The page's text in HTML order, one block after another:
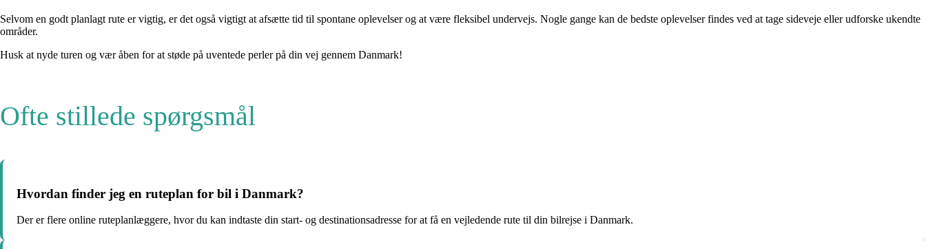
Selvom en godt planlagt rute er vigtig, er det også vigtigt at afsætte tid til spontane oplevelser og at være fleksibel undervejs. Nogle gange kan de bedste oplevelser findes ved at tage sideveje eller udforske ukendte
områder.
Husk at nyde turen og vær åben for at støde på uventede perler på din vej gennem Danmark!
Ofte stillede spørgsmål
Hvordan finder jeg en ruteplan for bil i Danmark?
Der er flere online ruteplanlæggere, hvor du kan indtaste din start- og destinationsadresse for at få en vejledende rute til din bilrejse i Danmark.